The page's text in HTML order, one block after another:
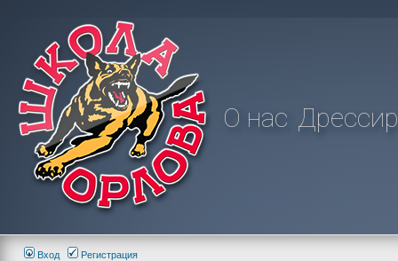
О нас
Вход Регистрация